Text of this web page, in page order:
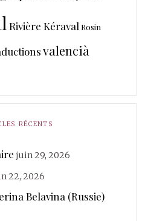
Rivière Kéraval Rosin
valencià
RÉCENTS
juin 29, 2026
22, 2026
Belavina (Russie)